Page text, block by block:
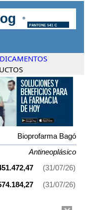
Bioprofarma Bagó
Antineoplásico
(31/07/26)
(31/07/26)